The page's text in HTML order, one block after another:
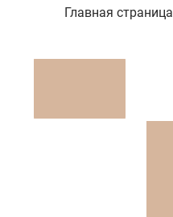
Главная страница